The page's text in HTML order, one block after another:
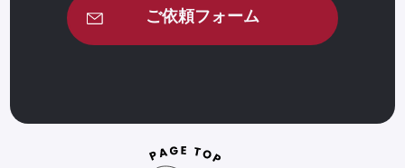
ご依頼フォーム